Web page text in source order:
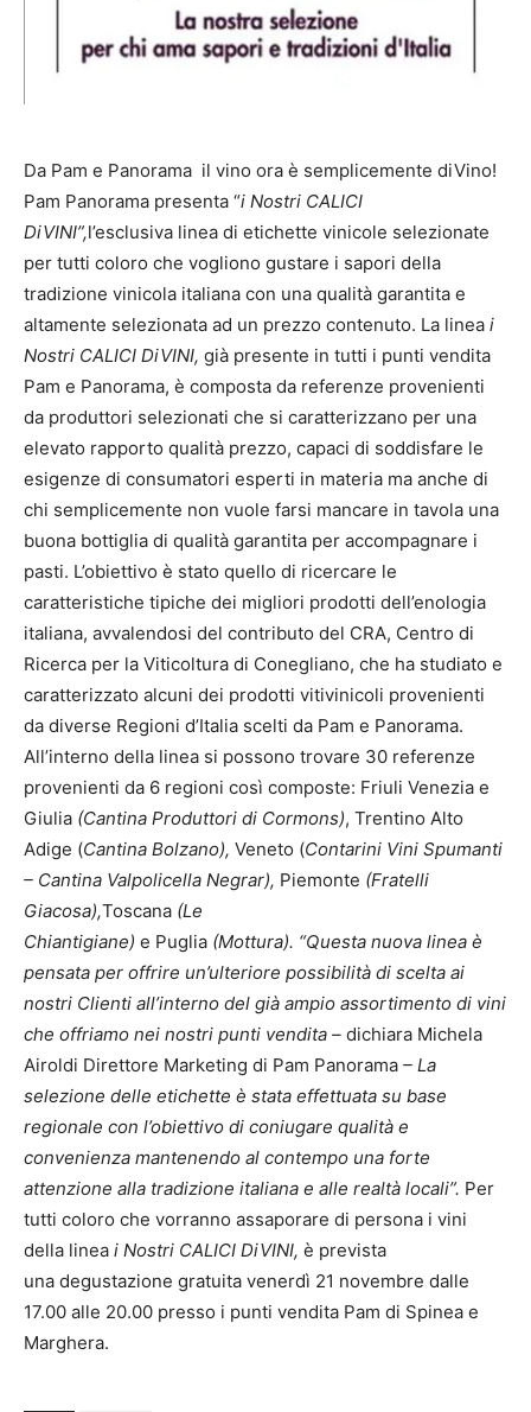
Da Pam e Panorama il vino ora è semplicemente diVino!
Pam Panorama presenta “i Nostri CALICI
DiVINI”,l’esclusiva linea di etichette vinicole selezionate
per tutti coloro che vogliono gustare i sapori della
tradizione vinicola italiana con una qualità garantita e
altamente selezionata ad un prezzo contenuto. La linea i
Nostri CALICI DiVINI, già presente in tutti i punti vendita
Pam e Panorama, è composta da referenze provenienti
da produttori selezionati che si caratterizzano per una
elevato rapporto qualità prezzo, capaci di soddisfare le
esigenze di consumatori esperti in materia ma anche di
chi semplicemente non vuole farsi mancare in tavola una
buona bottiglia di qualità garantita per accompagnare i
pasti. L’obiettivo è stato quello di ricercare le
caratteristiche tipiche dei migliori prodotti dell’enologia
italiana, avvalendosi del contributo del CRA, Centro di
Ricerca per la Viticoltura di Conegliano, che ha studiato e
caratterizzato alcuni dei prodotti vitivinicoli provenienti
da diverse Regioni d’Italia scelti da Pam e Panorama.
All’interno della linea si possono trovare 30 referenze
provenienti da 6 regioni così composte: Friuli Venezia e
Giulia (Cantina Produttori di Cormons), Trentino Alto
Adige (Cantina Bolzano), Veneto (Contarini Vini Spumanti
– Cantina Valpolicella Negrar), Piemonte (Fratelli
Giacosa),Toscana (Le
Chiantigiane) e Puglia (Mottura). “Questa nuova linea è
pensata per offrire un’ulteriore possibilità di scelta ai
nostri Clienti all’interno del già ampio assortimento di vini
che offriamo nei nostri punti vendita – dichiara Michela
Airoldi Direttore Marketing di Pam Panorama – La
selezione delle etichette è stata effettuata su base
regionale con l’obiettivo di coniugare qualità e
convenienza mantenendo al contempo una forte
attenzione alla tradizione italiana e alle realtà locali”. Per
tutti coloro che vorranno assaporare di persona i vini
della linea i Nostri CALICI DiVINI, è prevista
una degustazione gratuita venerdì 21 novembre dalle
17.00 alle 20.00 presso i punti vendita Pam di Spinea e
Marghera.